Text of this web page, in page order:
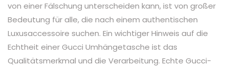
von einer Fälschung unterscheiden kann, ist von großer
Bedeutung für alle, die nach einem authentischen
Luxusaccessoire suchen. Ein wichtiger Hinweis auf die
Echtheit einer Gucci Umhängetasche ist das
Qualitätsmerkmal und die Verarbeitung. Echte Gucci-